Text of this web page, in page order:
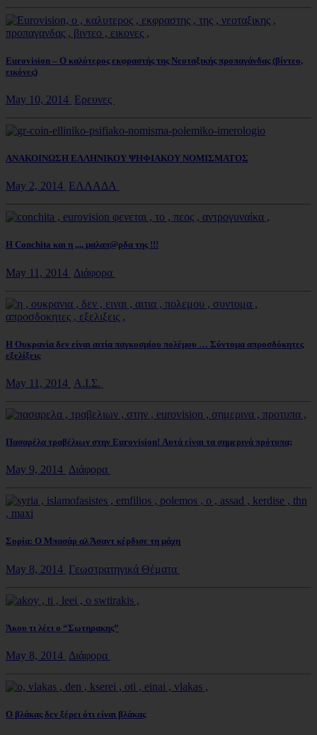
Eurovision – Ο καλύτερος εκφραστής της Νεοταξικής προπαγάνδας (βίντεο,
εικόνες)
May 10, 2014 Ερευνες
ΑΝΑΚΟΙΝΩΣΗ ΕΛΛΗΝΙΚΟΥ ΨΗΦΙΑΚΟΥ ΝΟΜΙΣΜΑΤΟΣ
May 2, 2014 ΕΛΛΑΔΑ
Η Conchita και η ,,,, μαλαπ@ρδα της !!!
May 11, 2014 Διάφορα
Η Ουκρανία δεν είναι αιτία παγκοσμίου πολέμου … Σύντομα απροσδόκητες
εξελίξεις
May 11, 2014 Α.Ι.Σ.
Πασαρέλα τραβέλιων στην Eurovision! Αυτά είναι τα σημερινά πρότυπα;
May 9, 2014 Διάφορα
Συρία: Ο Μπασάρ αλ Άσαντ κέρδισε τη μάχη
May 8, 2014 Γεωστρατηγικά Θέματα
Άκου τι λέει ο “Σωτηρακης”
May 8, 2014 Διάφορα
Ο βλάκας δεν ξέρει ότι είναι βλάκας